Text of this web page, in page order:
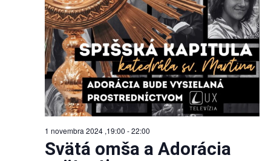
1 novembra 2024 ,19:00 -22:00
Svätá omša a Adorácia